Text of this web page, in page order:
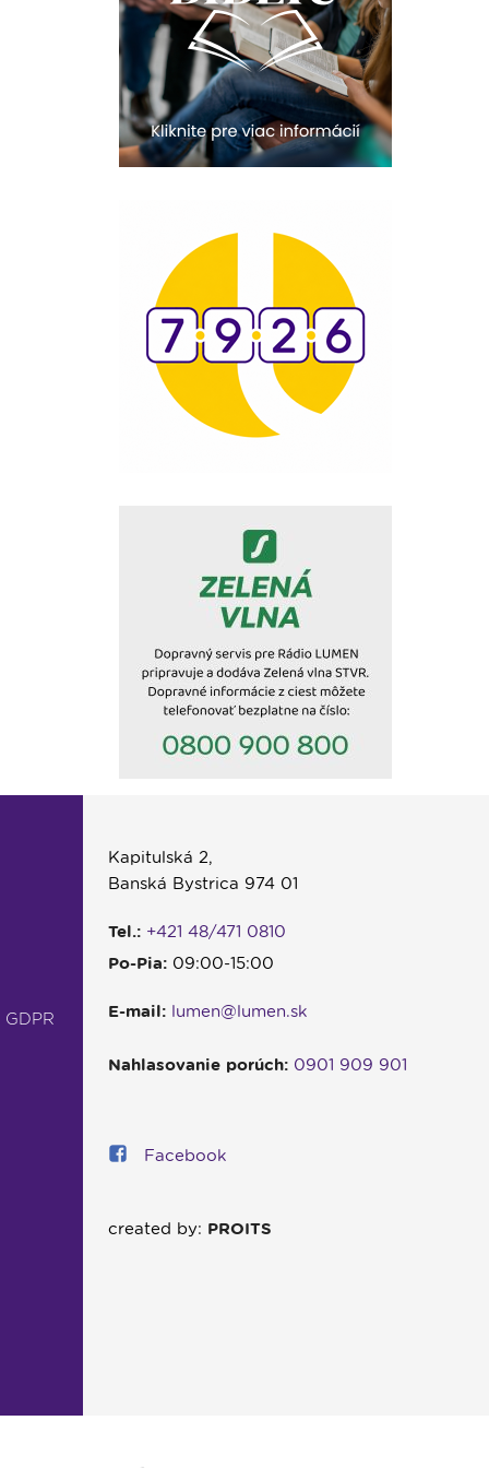
20:10
História a my
21:10
Spoznávame Bibliu
21:30
Gospelparáda
23:00
Čítanie na pokračovanie
+ repríza zamyslenia zo
6:30
Kapitulská 2,
Banská Bystrica 974 01
Tel.: +421 48/471 0810
Po-Pia:09:00-15:00
E-mail: lumen@lumen.sk
Nahlasovanie porúch: 0901 909 901
Facebook
created by: PROITS